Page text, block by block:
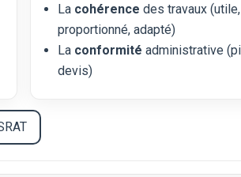
La cohérence des travaux (utile,
proportionné, adapté)
La conformité administrative
devis)